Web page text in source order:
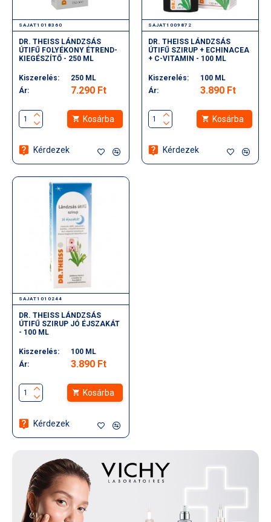
SAJAT1018360
DR. THEISS LÁNDZSÁS
ÚTIFŰ FOLYÉKONY ÉTREND-
KIEGÉSZÍTŐ - 250 ML
Kiszerelés:
250 ML
Ár:
7.290 Ft
Kosárba
Kérdezek
SAJAT1009872
DR. THEISS LÁNDZSÁS
ÚTIFŰ SZIRUP + ECHINACEA
+ C-VITAMIN - 100 ML
Kiszerelés:
100 ML
Ár:
3.890 Ft
Kosárba
Kérdezek
SAJAT1010244
DR. THEISS LÁNDZSÁS
ÚTIFŰ SZIRUP JÓ ÉJSZAKÁT
- 100 ML
Kiszerelés:
100 ML
Ár:
3.890 Ft
Kosárba
Kérdezek